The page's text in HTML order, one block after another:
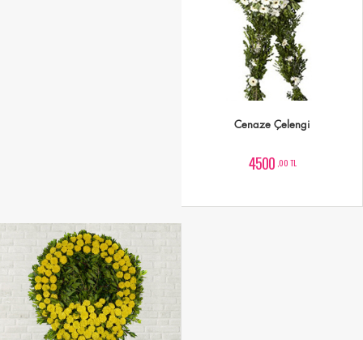
Cenaze Çelengi
4500 ,00 TL